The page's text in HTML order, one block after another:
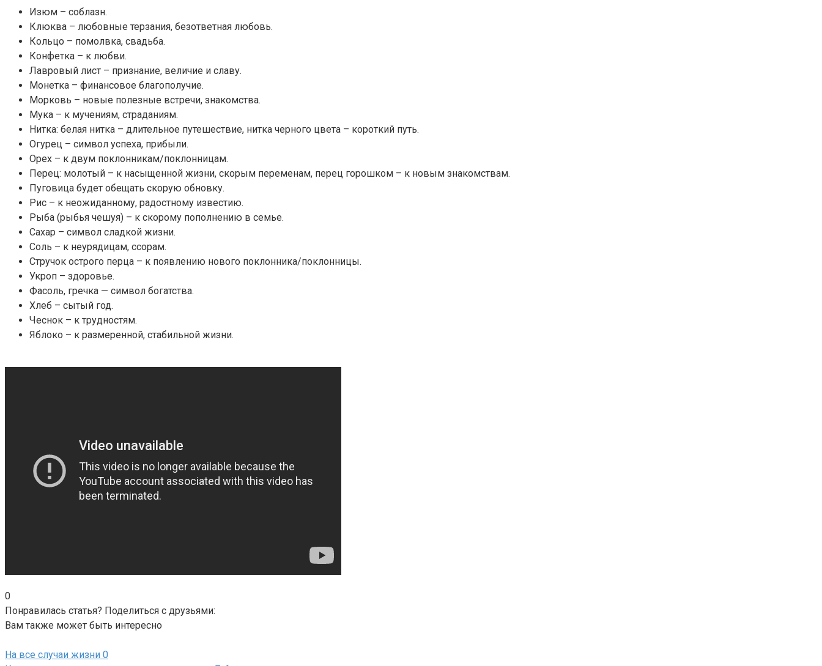
Изюм – соблазн.
Клюква – любовные терзания, безответная любовь.
Кольцо – помолвка, свадьба.
Конфетка – к любви.
Лавровый лист – признание, величие и славу.
Монетка – финансовое благополучие.
Морковь – новые полезные встречи, знакомства.
Мука – к мучениям, страданиям.
Нитка: белая нитка – длительное путешествие, нитка черного цвета – короткий путь.
Огурец – символ успеха, прибыли.
Орех – к двум поклонникам/поклонницам.
Перец: молотый – к насыщенной жизни, скорым переменам, перец горошком – к новым знакомствам.
Пуговица будет обещать скорую обновку.
Рис – к неожиданному, радостному известию.
Рыба (рыбья чешуя) – к скорому пополнению в семье.
Сахар – символ сладкой жизни.
Соль – к неурядицам, ссорам.
Стручок острого перца – к появлению нового поклонника/поклонницы.
Укроп – здоровье.
Фасоль, гречка — символ богатства.
Хлеб – сытый год.
Чеснок – к трудностям.
Яблоко – к размеренной, стабильной жизни.
0
Понравилась статья? Поделиться с друзьями:
Вам также может быть интересно
На все случаи жизни 0